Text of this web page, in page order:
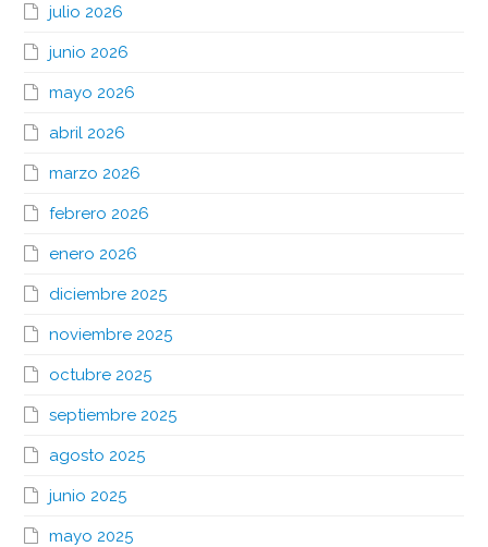
julio 2026
junio 2026
mayo 2026
abril 2026
marzo 2026
febrero 2026
enero 2026
diciembre 2025
noviembre 2025
octubre 2025
septiembre 2025
agosto 2025
junio 2025
mayo 2025